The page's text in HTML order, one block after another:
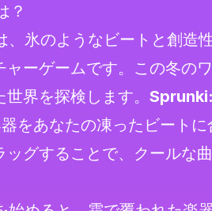
？
、氷のようなビートと創造
ーゲームです。この冬の
界を探検します。
をあなたの凍ったビート
グすることで、クールな